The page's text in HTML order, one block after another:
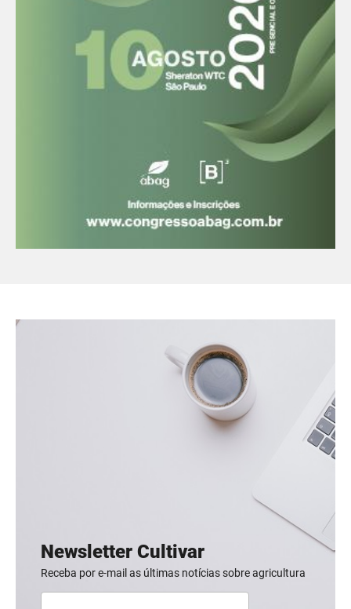
Newsletter Cultivar
Receba por e-mail as últimas notícias sobre agricultura